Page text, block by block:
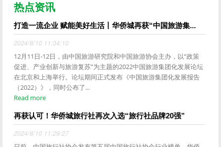
热点资讯
打造一流企业 赋能美好生活丨华侨城再获“中国旅游集...
2024/8/10 11:34:10
12月11日-12日，由中国旅游研究院和中国旅游协会主办，以“政策
促进、产业创新与旅游复苏”为主题的2022中国旅游集团化发展论坛
在北京和上海举行。论坛期间正式发布《中国旅游集团化发展报告
（2022）》，同时公布了...
Read more
再获认可！华侨城旅行社再次入选“旅行社品牌20强”
2024/8/10 11:29:27